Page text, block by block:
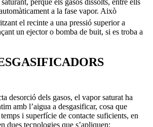
perquè els gasos dissolts, entre ells
a la fase vapor. Això
el recinte a una pressió superior a
un ejector o bomba de buit, si es troba a
desorció dels gasos, el vapor saturat ha
amb l’aigua a desgasificar, cosa que
i superfície de contacte suficients, en
dues tecnologies que s’apliquen: